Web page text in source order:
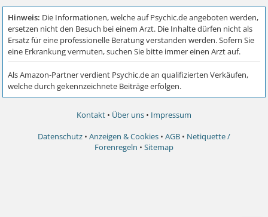
Kontakt • Über uns • Impressum
Datenschutz • Anzeigen & Cookies • AGB • Netiquette /
Forenregeln • Sitemap